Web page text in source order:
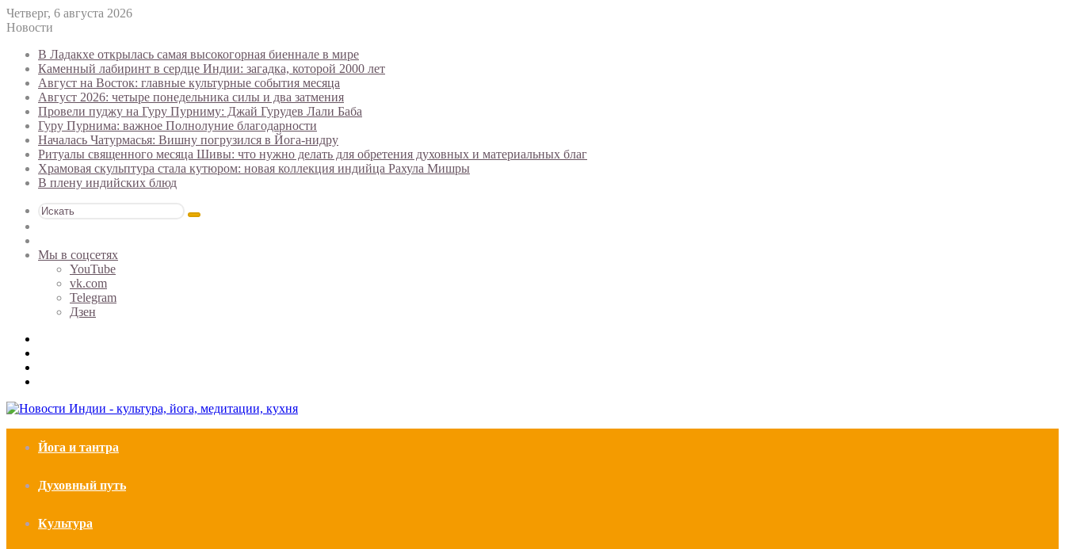
Четверг, 6 августа 2026
Новости
В Ладакхе открылась самая высокогорная биеннале в мире
Каменный лабиринт в сердце Индии: загадка, которой 2000 лет
Август на Восток: главные культурные события месяца
Август 2026: четыре понедельника силы и два затмения
Провели пуджу на Гуру Пурниму: Джай Гурудев Лали Баба
Гуру Пурнима: важное Полнолуние благодарности
Началась Чатурмасья: Вишну погрузился в Йога-нидру
Ритуалы священного месяца Шивы: что нужно делать для обретения духовных и материальных благ
Храмовая скульптура стала кутюром: новая коллекция индийца Рахула Мишры
В плену индийских блюд
Искать
статья
Мы в соцсетях
YouTube
vk.com
Telegram
Дзен
Йога и тантра
Духовный путь
Культура